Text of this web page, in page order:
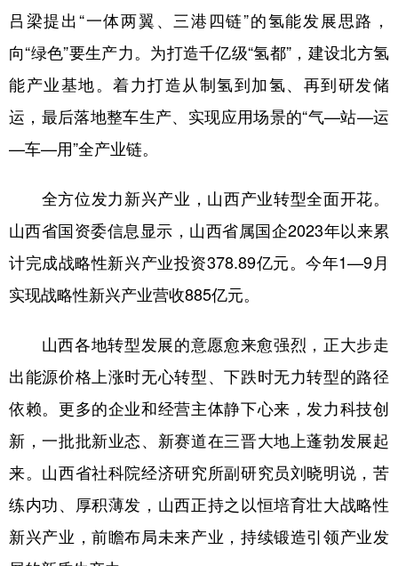
吕梁提出“一体两翼、三港四链”的氢能发展思路，
向“绿色”要生产力。为打造千亿级“氢都”，建设北方氢
能产业基地。着力打造从制氢到加氢、再到研发储
运，最后落地整车生产、实现应用场景的“气—站—运
—车—用”全产业链。
全方位发力新兴产业，山西产业转型全面开花。
山西省国资委信息显示，山西省属国企2023年以来累
计完成战略性新兴产业投资378.89亿元。今年1—9月
实现战略性新兴产业营收885亿元。
山西各地转型发展的意愿愈来愈强烈，正大步走
出能源价格上涨时无心转型、下跌时无力转型的路径
依赖。更多的企业和经营主体静下心来，发力科技创
新，一批批新业态、新赛道在三晋大地上蓬勃发展起
来。山西省社科院经济研究所副研究员刘晓明说，苦
练内功、厚积薄发，山西正持之以恒培育壮大战略性
新兴产业，前瞻布局未来产业，持续锻造引领产业发